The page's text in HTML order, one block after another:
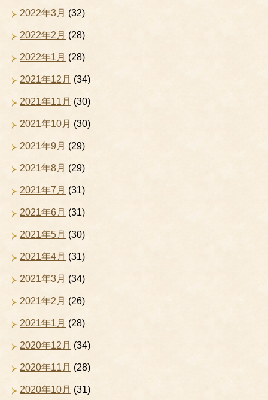
2022年3月 (32)
2022年2月 (28)
2022年1月 (28)
2021年12月 (34)
2021年11月 (30)
2021年10月 (30)
2021年9月 (29)
2021年8月 (29)
2021年7月 (31)
2021年6月 (31)
2021年5月 (30)
2021年4月 (31)
2021年3月 (34)
2021年2月 (26)
2021年1月 (28)
2020年12月 (34)
2020年11月 (28)
2020年10月 (31)